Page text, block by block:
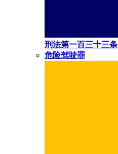
刑法第一百三十三条
危险驾驶罪